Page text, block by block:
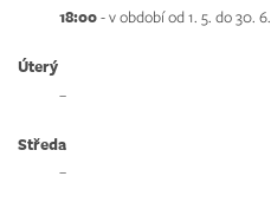
18:00- v období od 1. 5. do 30. 6.
Úterý
–
Středa
–